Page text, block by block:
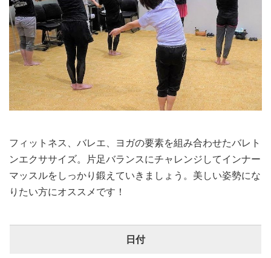
フィットネス、バレエ、ヨガの要素を組み合わせたバレト
ンエクササイズ。片足バランスにチャレンジしてインナー
マッスルをしっかり鍛えていきましょう。美しい姿勢にな
りたい方にオススメです！
日付